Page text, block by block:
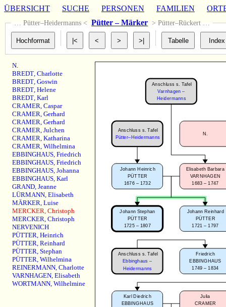
ÜBERSICHT SUCHE PERSONEN FAMILIEN
… Pütter–Heidermanns < Pütter – Märker > Pütter–Rückert …
N.
BREDT ,Charlotte
BREDT ,Goswin
BREDT ,Helene
BREDT ,Karl
CRAMER ,Caspar
CRAMER ,Gerhard
CRAMER ,Gerhard
CRAMER ,Julchen
CRAMER ,Katharina
CRAMER ,Wilhelmina
EBBINGHAUS ,Friedrich
EBBINGHAUS ,Friedrich
EBBINGHAUS ,Johanna
EBBINGHAUS ,Karl
GRAND ,Jeanne
LÜRMANN ,Elisabeth
MÄRKER ,Luise
MERCKER ,Christoph
MERCKER ,Christoph
NERVENICH
PÜTTER ,Heinrich
PÜTTER ,Reinhard
PÜTTER ,Stephan
PÜTTER ,Wilhelmina
REINERMANN ,Charlotte
VARNHAGEN ,Elisabeth
WORTMANN ,Wilhelmine
Johann Stephan
PÜTTER
1725 – 1807
Johann Heinrich
PÜTTER
1676 – 1732
Elisabeth Barbara
VARNHAGEN
1683 – 1747
Johann Reinhard
PÜTTER
1721 – 1797
Friedrich
EBBINGHAUS
1749 – 1834
Karl Diedrich
EBBINGHAUS
Julia
CRAMER
Anschluss s. Tafel
Ebbinghaus –
Heidermanns
Anschluss s. Tafel
Varnhagen –
Heidermanns
N.
Anschluss s. Tafel
Pütter–Heidermanns